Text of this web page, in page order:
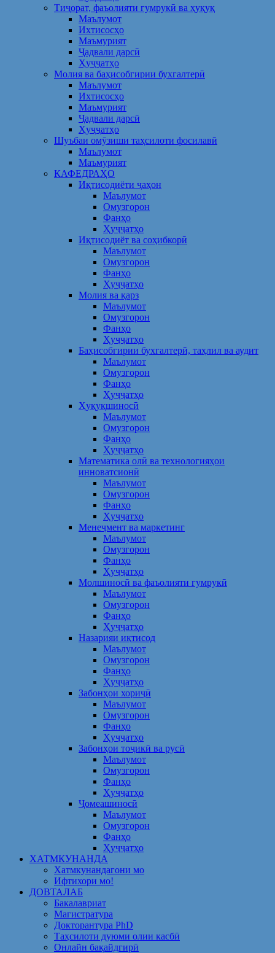
Тиҷорат, фаъолияти гумрукӣ ва ҳуқуқ
Маълумот
Ихтисосҳо
Маъмурият
Ҷадвали дарсӣ
Ҳуҷҷатҳо
Молия ва баҳисобгирии бухгалтерӣ
Маълумот
Ихтисосҳо
Маъмурият
Ҷадвали дарсӣ
Ҳуҷҷатҳо
Шуъбаи омӯзиши таҳсилоти фосилавӣ
Маълумот
Маъмурият
КАФЕДРАҲО
Иқтисодиёти ҷаҳон
Маълумот
Омузгорон
Фанҳо
Ҳуҷҷатҳо
Иқтисодиёт ва соҳибкорӣ
Маълумот
Омузгорон
Фанҳо
Ҳуҷҷатҳо
Молия ва қарз
Маълумот
Омузгорон
Фанҳо
Ҳуҷҷатҳо
Баҳисобгирии бухгалтерӣ, таҳлил ва аудит
Маълумот
Омузгорон
Фанҳо
Ҳуҷҷатҳо
Ҳуқуқшиносӣ
Маълумот
Омузгорон
Фанҳо
Ҳуҷҷатҳо
Математика олӣ ва технологияҳои
инноватсионӣ
Маълумот
Омузгорон
Фанҳо
Ҳуҷҷатҳо
Менеҷмент ва маркетинг
Маълумот
Омузгорон
Фанҳо
Ҳуҷҷатҳо
Молшиносӣ ва фаъолияти гумрукӣ
Маълумот
Омузгорон
Фанҳо
Ҳуҷҷатҳо
Назарияи иқтисод
Маълумот
Омузгорон
Фанҳо
Ҳуҷҷатҳо
Забонҳои хориҷӣ
Маълумот
Омузгорон
Фанҳо
Ҳуҷҷатҳо
Забонҳои тоҷикӣ ва русӣ
Маълумот
Омузгорон
Фанҳо
Ҳуҷҷатҳо
Ҷомеашиносӣ
Маълумот
Омузгорон
Фанҳо
Ҳуҷҷатҳо
ХАТМКУНАНДА
Хатмкунандагони мо
Ифтихори мо!
ДОВТАЛАБ
Бакалавриат
Магистратура
Докторантура PhD
Таҳсилоти дуюми олии касбӣ
Онлайн бақайдгирӣ